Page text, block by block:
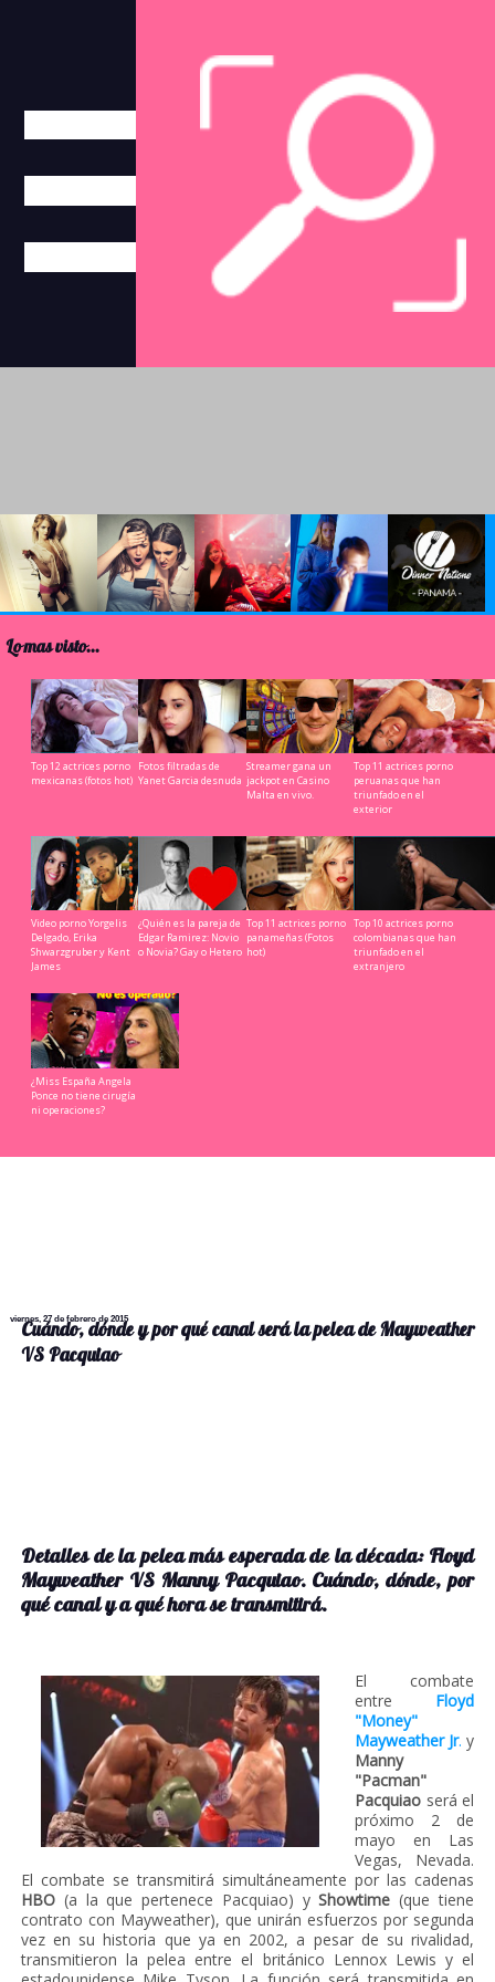
& Chismes de
celebridades
Fotos, videos filtrados
& exposees
Rumbas & eventos cool
worldwide
Cultura nocturna
Leer
Lo mas visto...
Top 12 actrices porno
mexicanas (fotos hot)
Fotos filtradas de
Yanet Garcia desnuda
Streamer gana un
jackpot en Casino
Malta en vivo.
Top 11 actrices porno
peruanas que han
triunfado en el
exterior
Video porno Yorgelis
Delgado, Erika
Shwarzgruber y Kent
James
¿Quién es la pareja de
Edgar Ramirez: Novio
o Novia? Gay o Hetero
Top 11 actrices porno
panameñas (Fotos
hot)
Top 10 actrices porno
colombianas que han
triunfado en el
extranjero
¿Miss España Angela
Ponce no tiene cirugía
ni operaciones?
viernes, 27 de febrero de 2015
Cuándo, dónde y por qué canal será la pelea de Mayweather
VS Pacquiao
Detalles de la pelea más esperada de la década: Floyd
Mayweather VS Manny Pacquiao. Cuándo, dónde, por
qué canal y a qué hora se transmitirá.
El combate
entre Floyd
"Money"
Mayweather Jr. y
Manny
"Pacman"
Pacquiaoserá el
próximo 2 de
mayo en Las
Vegas, Nevada.
El combate se transmitirá simultáneamente por las cadenas
HBO(a la que pertenece Pacquiao) yShowtime(que tiene
contrato con Mayweather), que unirán esfuerzos por segunda
vez en su historia que ya en 2002, a pesar de su rivalidad,
transmitieron la pelea entre el británico Lennox Lewis y el